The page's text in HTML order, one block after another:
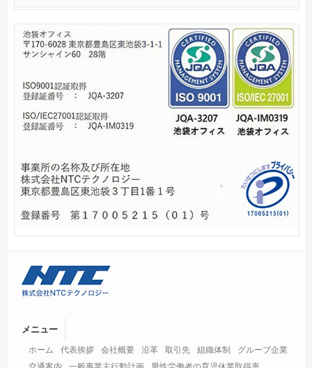
メニュー
ホーム 代表挨拶 会社概要 沿革 取引先 組織体制
グループ企業